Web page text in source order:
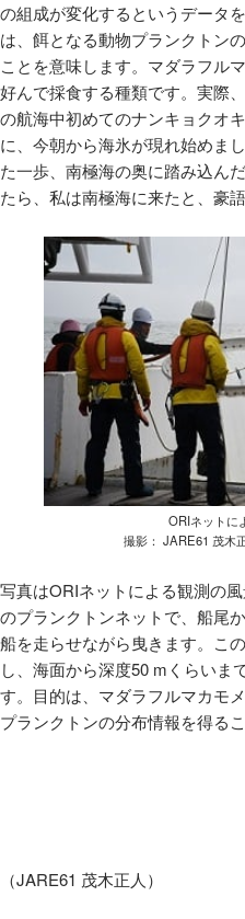
の組成が変化するというデータ
は、餌となる動物プランクトン
ことを意味します。マダラフル
好んで採食する種類です。実際、
の航海中初めてのナンキョクオ
に、今朝から海氷が現れ始めま
た一歩、南極海の奥に踏み込ん
たら、私は南極海に来たと、豪語
ORIネットに
撮影： JARE61 茂木
写真はORIネットによる観測の
のプランクトンネットで、船尾
船を走らせながら曳きます。こ
し、海面から深度50 m くらいま
す。目的は、マダラフルマカモ
プランクトンの分布情報を得るこ
（JARE61 茂木正人）